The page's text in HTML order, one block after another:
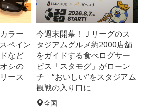
ラー
ペイン
など
シの
ース
今週末開幕！Ｊリーグのス
タジアムグルメ約2000店舗
をガイドする食べログサー
ビス「スタモグ」がローン
チ！“おいしい”をスタジアム
観戦の入り口に
全国